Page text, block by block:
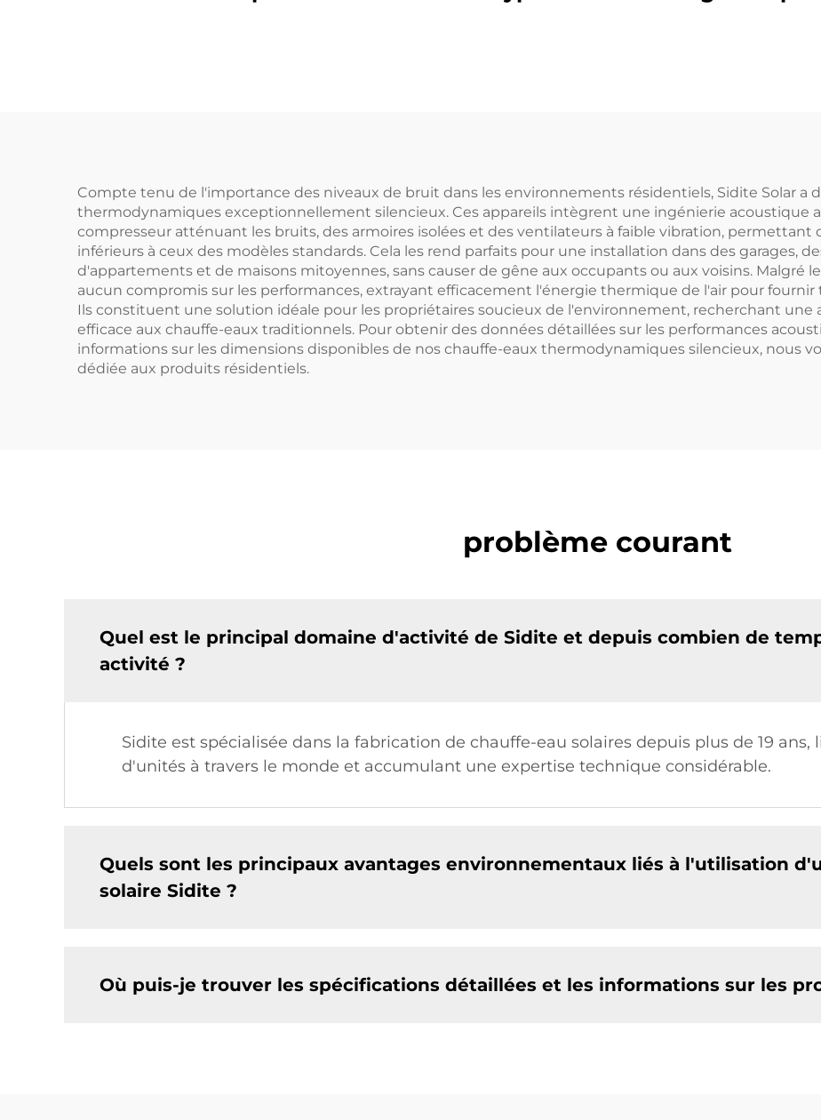
60°C/75°C pour
Compte tenu de l'importance des niveaux de bruit dans les environnements résidentiels, Sidite Solar a
thermodynamiques exceptionnellement silencieux. Ces appareils intègrent une ingénierie acoustique
compresseur atténuant les bruits, des armoires isolées et des ventilateurs à faible vibration, permettant
inférieurs à ceux des modèles standards. Cela les rend parfaits pour une installation dans des garages,
d'appartements et de maisons mitoyennes, sans causer de gêne aux occupants ou aux voisins. Malgré
aucun compromis sur les performances, extrayant efficacement l'énergie thermique de l'air pour fournir
Ils constituent une solution idéale pour les propriétaires soucieux de l'environnement, recherchant
efficace aux chauffe-eaux traditionnels. Pour obtenir des données détaillées sur les performances
informations sur les dimensions disponibles de nos chauffe-eaux thermodynamiques silencieux, nous
dédiée aux produits résidentiels.
problème courant
Quel est le principal domaine d'activité de Sidite et depuis combien de
activité ?
Sidite est spécialisée dans la fabrication de chauffe-eau solaires depuis plus de 19
d'unités à travers le monde et accumulant une expertise technique considérable.
Quels sont les principaux avantages environnementaux liés à l'utilisation
solaire Sidite ?
Où puis-je trouver les spécifications détaillées et les informations sur les